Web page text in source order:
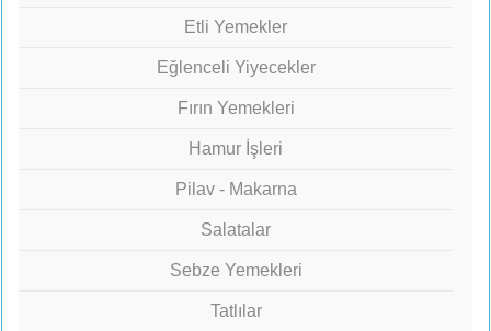
Etli Yemekler
Eğlenceli Yiyecekler
Fırın Yemekleri
Hamur İşleri
Pilav - Makarna
Salatalar
Sebze Yemekleri
Tatlılar